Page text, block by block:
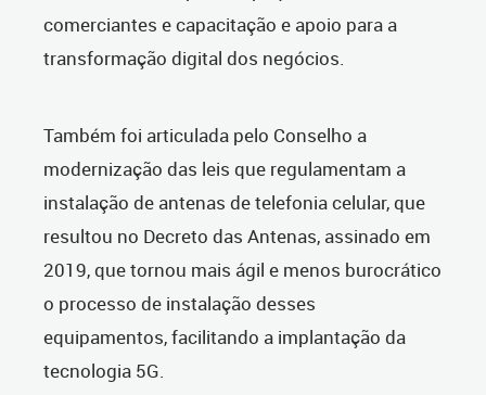
comerciantes e capacitação e apoio para a
transformação digital dos negócios.
Também foi articulada pelo Conselho a
modernização das leis que regulamentam a
instalação de antenas de telefonia celular, que
resultou no Decreto das Antenas, assinado em
2019, que tornou mais ágil e menos burocrático
o processo de instalação desses
equipamentos, facilitando a implantação da
tecnologia 5G.